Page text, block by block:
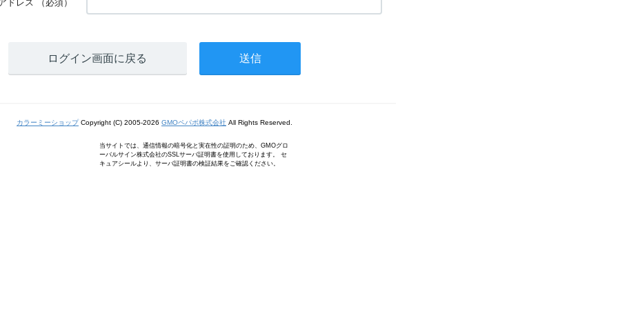
ドレス （必須）
ログイン画面に戻る
カラーミーショップCopyright (C) 2005-2026 GMOペパボ株式会社 All Rights Reserved.
当サイトでは、通信情報の暗号化と実在性の証明のため、GMOグロ
ーバルサイン株式会社のSSLサーバ証明書を使用しております。 セ
キュアシールより、サーバ証明書の検証結果をご確認ください。